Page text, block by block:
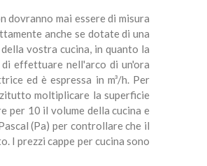
dovranno mai essere di misura
anche se dotate di una
vostra cucina, in quanto la
effettuare nell'arco di un'ora
ed è espressa in m³/h. Per
moltiplicare la superficie
per 10 il volume della cucina e
(Pa) per controllare che il
I prezzi cappe per cucina sono